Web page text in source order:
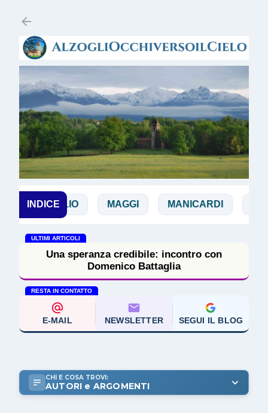
INDICE MAGGI MANICARDI PAPA
ULTIMI ARTICOLI
Una speranza credibile: incontro con
Domenico Battaglia
RESTA IN CONTATTO
E-MAIL NEWSLETTER SEGUI IL BLOG
CHI E COSA TROVI:
AUTORI e ARGOMENTI